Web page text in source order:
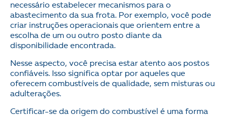
necessário estabelecer mecanismos para o
abastecimento da sua frota. Por exemplo, você pode
criar instruções operacionais que orientem entre a
escolha de um ou outro posto diante da
disponibilidade encontrada.
Nesse aspecto, você precisa estar atento aos postos
confiáveis. Isso significa optar por aqueles que
oferecem combustíveis de qualidade, sem misturas ou
adulterações.
Certificar-se da origem do combustível é uma forma